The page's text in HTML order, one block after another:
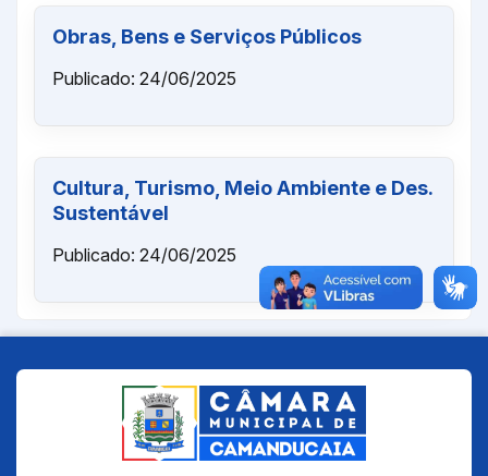
Obras, Bens e Serviços Públicos
Publicado: 24/06/2025
Cultura, Turismo, Meio Ambiente e Des.
Sustentável
Publicado: 24/06/2025